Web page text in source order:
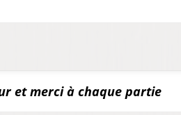
et merci à chaque partie